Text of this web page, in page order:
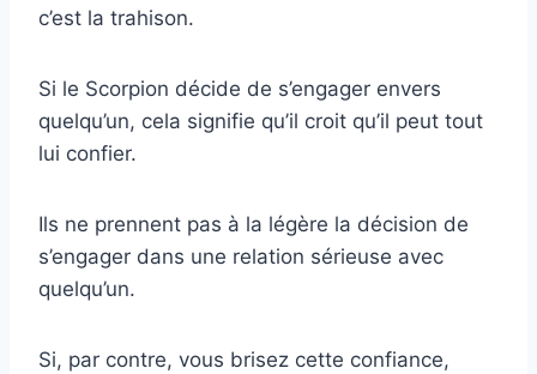
c’est la trahison.
Si le Scorpion décide de s’engager envers
quelqu’un, cela signifie qu’il croit qu’il peut tout
lui confier.
Ils ne prennent pas à la légère la décision de
s’engager dans une relation sérieuse avec
quelqu’un.
Si, par contre, vous brisez cette confiance,